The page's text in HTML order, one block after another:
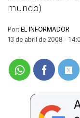
mundo)
Por: EL INFORMADOR
13 de abril de 2008 -